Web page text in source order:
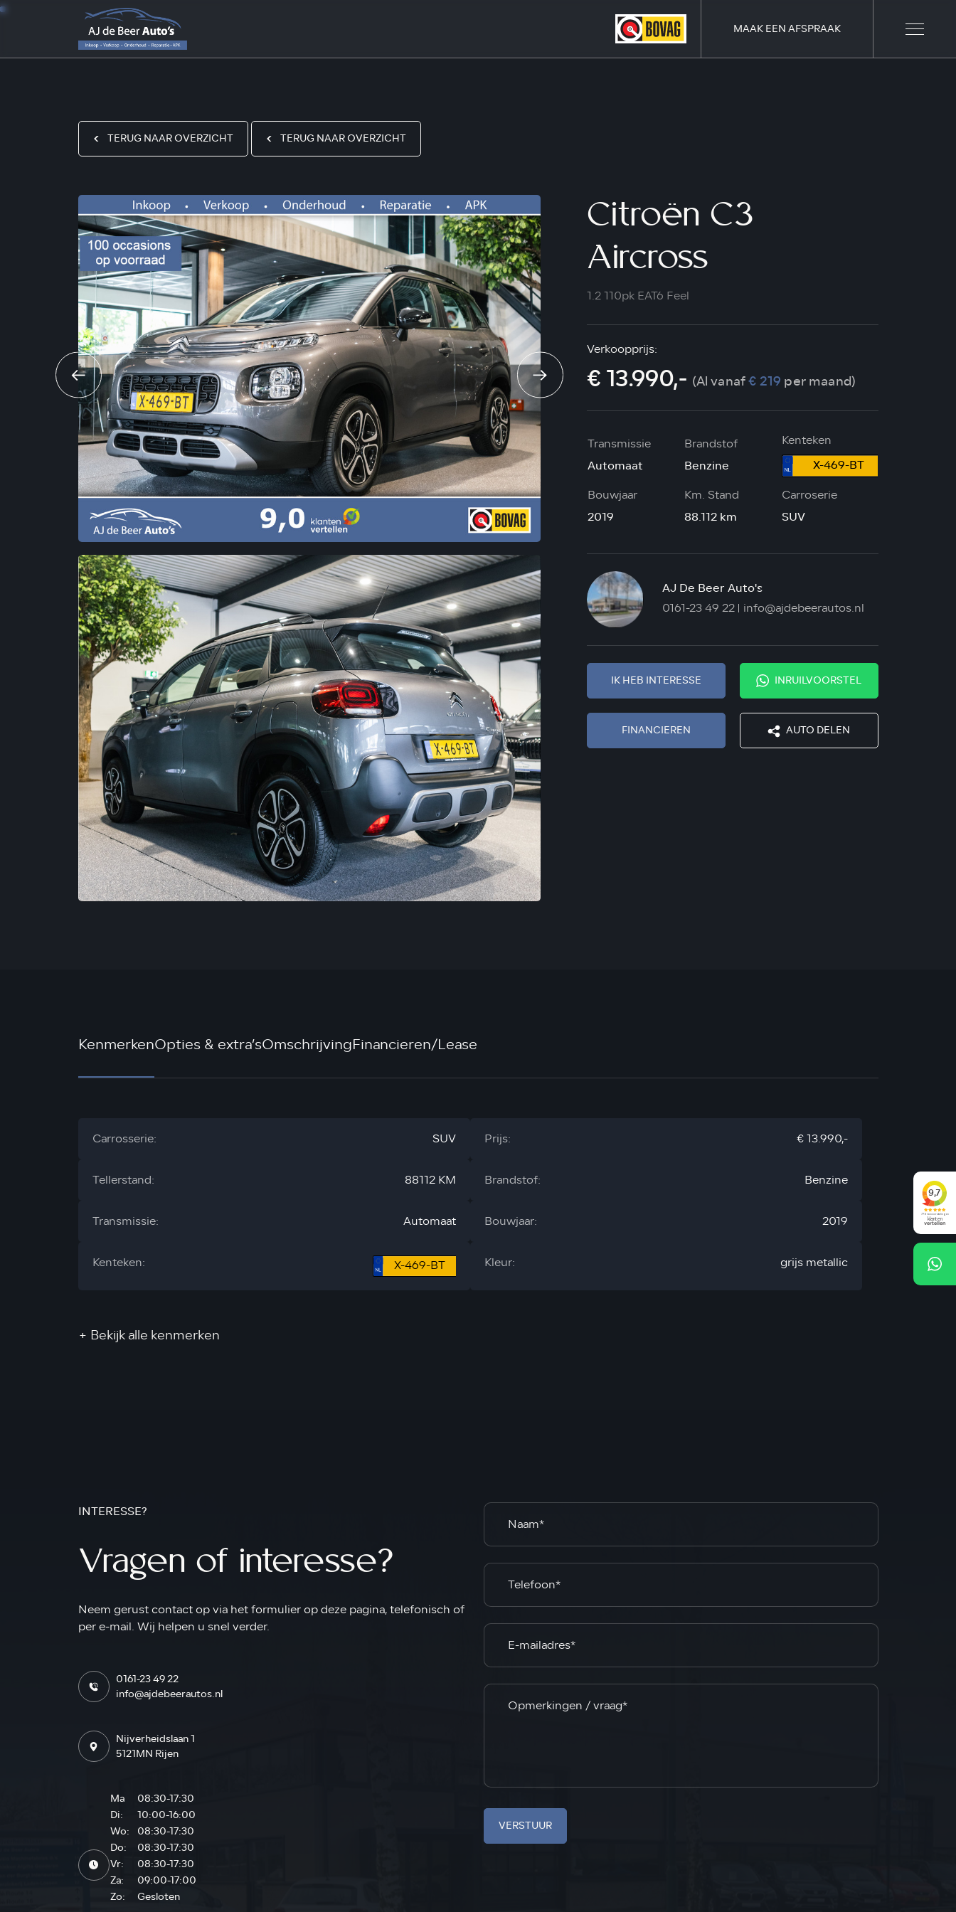
MAAK EEN AFSPRAAK
TERUG NAAR OVERZICHT TERUG NAAR OVERZICHT
Citroën C3
Aircross
1.2 110pk EAT6 Feel
Verkoopprijs:
€ 13.990,- (Al vanaf€ 219 per maand)
Transmissie
Automaat
Brandstof
Benzine
Kenteken
X-469-BT
Bouwjaar
2019
Km. Stand
88.112 km
Carroserie
SUV
AJ De Beer Auto's
0161-23 49 22 info@ajdebeerautos.nl
IK HEB INTERESSE INRUILVOORSTEL
FINANCIEREN AUTO DELEN
KenmerkenOpties & extra’sOmschrijvingFinancieren/Lease
Carrosserie: SUV Prijs: € 13.990,-
Tellerstand: 88112 KM Brandstof: Benzine
Transmissie: Automaat Bouwjaar: 2019
Kenteken: X-469-BT Kleur: grijs metallic
+ Bekijk alle kenmerken
INTERESSE?
Vragen of interesse?
Neem gerust contact op via het formulier op deze pagina, telefonisch of
per e-mail. Wij helpen u snel verder.
0161-23 49 22
info@ajdebeerautos.nl
Nijverheidslaan 1
5121MN Rijen
Ma
08:30-17:30
Di:
10:00-16:00
Wo:
08:30-17:30
Do:
08:30-17:30
Vr:
08:30-17:30
Za:
09:00-17:00
Zo:
Gesloten
VERSTUUR